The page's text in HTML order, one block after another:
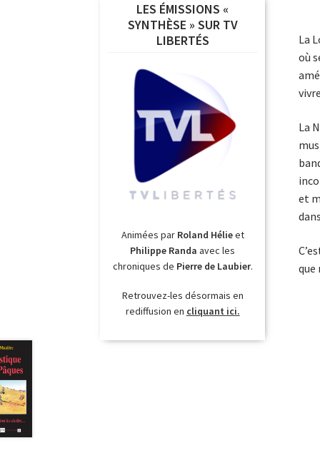
La
où
La
et
que
LES ÉMISSIONS «
SYNTHÈSE » SUR TV
LIBERTÉS
Animées par Roland Hélieet
Philippe Randa avec les
chroniques de Pierre de Laubier.
Retrouvez-les désormais en
rediffusion en cliquant ici.